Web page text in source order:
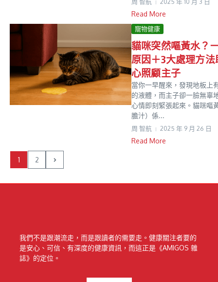
Read More
寵物健康
貓咪突然嘔黃水？
原因＋3大處理方法
心照顧主子
當你一早醒來，發現地板上
的液體，而主子卻一臉無辜
心情即刻緊張起來。貓咪嘔
膽汁）係...
周 智航 2025 年 9 月 26 日
Read More
1 2
我們不是跟潮流走，而是跟讀者的需要走。健康關注者要的
是安心、可信、有深度的健康資訊，而這正是《AMIGOS 雜
誌》的定位。